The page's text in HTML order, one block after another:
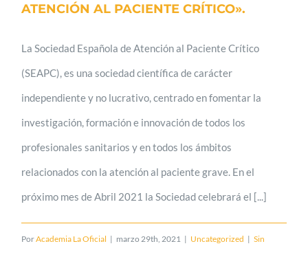
ATENCIÓN AL PACIENTE CRÍTICO».
La Sociedad Española de Atención al Paciente Crítico
(SEAPC), es una sociedad científica de carácter
independiente y no lucrativo, centrado en fomentar la
investigación, formación e innovación de todos los
profesionales sanitarios y en todos los ámbitos
relacionados con la atención al paciente grave. En el
próximo mes de Abril 2021 la Sociedad celebrará el [...]
PorAcademia La Oficial | marzo 29th, 2021 | Uncategorized | Sin